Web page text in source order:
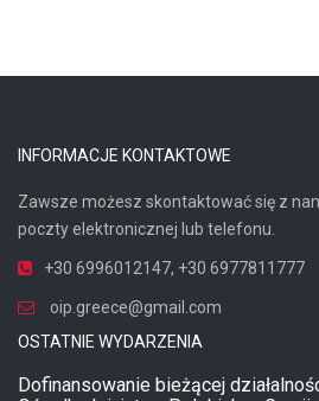
INFORMACJE KONTAKTOWE
Zawsze możesz skontaktować się z
poczty elektronicznej lub telefonu.
+30 6996012147, +30 6977811777
oip.greece@gmail.com
OSTATNIE WYDARZENIA
Dofinansowanie bieżącej